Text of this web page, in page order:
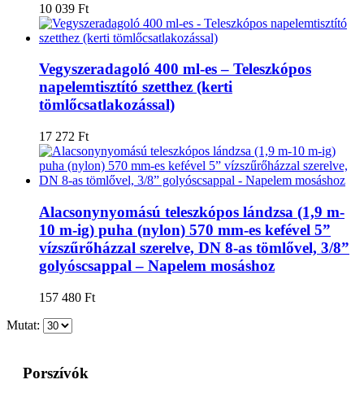
10 039 Ft
Vegyszeradagoló 400 ml-es – Teleszkópos
napelemtisztító szetthez (kerti
tömlőcsatlakozással)
17 272 Ft
Alacsonynyomású teleszkópos lándzsa (1,9 m-
10 m-ig) puha (nylon) 570 mm-es kefével 5”
vízszűrőházzal szerelve, DN 8-as tömlővel, 3/8”
golyóscsappal – Napelem mosáshoz
157 480 Ft
Mutat:
Porszívók